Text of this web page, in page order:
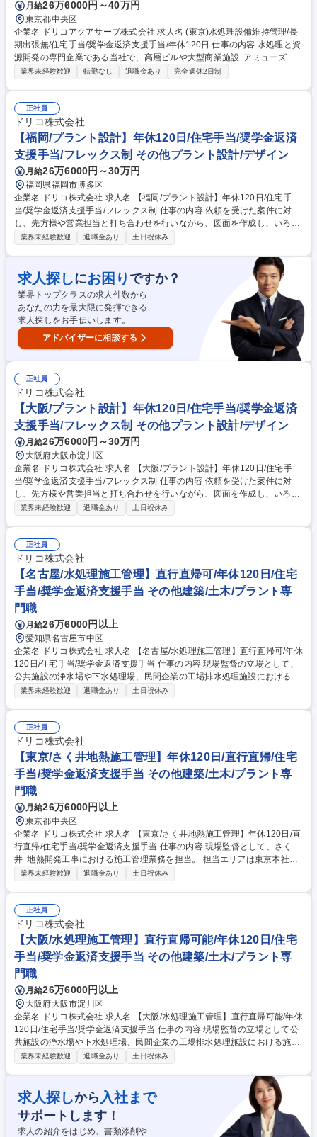
月給26万6000円～40万円
東京都中央区
企業名 ドリコアクアサーブ株式会社 求人名 (東京)水処理設備維持管理/長
期出張無/住宅手当/奨学金返済支援手当/年休120日 仕事の内容 水処理と資
源開発の専門企業である当社で、高層ビルや大型商業施設･アミューズメ
ントパーク等の水処理設備に関する点検業務をお任せします。需要の高い
(交換作業を含む) ・運転調整等 ※自然環境で生息する土壌菌群のバイオ作
用をコンパクトにシステム化 した『ドリコバイオリアクターシステム』
や、排水処理場における 脱水･濃縮装置『ソマプレス』等、高機能な装置
も提案しています。 【業務内容の変更の範囲】当社業務全般 募集職種 (東
京)水処理設備維持管理/長期出張無/住宅手当/奨学金返済支援手当/年休120
日
業界未経験歓迎 転勤なし 退職金あり 完全週休2日制
正社員
ドリコ株式会社
【福岡/プラント設計】年休120日/住宅手当/奨学金返済
支援手当/フレックス制 その他プラント設計/デザイン
月給26万6000円～30万円
福岡県福岡市博多区
企業名 ドリコ株式会社 求人名 【福岡/プラント設計】年休120日/住宅手
当/奨学金返済支援手当/フレックス制 仕事の内容 依頼を受けた案件に対
し、先方様や営業担当と打ち合わせを行いながら、図面を作成し、いろい
ろな機械装置や配管等の設置を組み合わせることで、実際の設備を作り上
庁や民間企業から依頼を受けた上下水道や工場排水設備などの給排水 設備
工事に関する設備設計業務 【案件規模】数千万～数億円まで案件規模は
様々です。 ※少人数で設計から施工までを行っていきますので、チームが
一丸となってプロジェクトを推し進めていきます。 （業務内容の変更の範
囲）当社業務全般 募集職種 【福岡/プラント設計】年休120日/住宅手当/奨
学金返済支援手当/フレックス制
業界未経験歓迎 退職金あり 土日祝休み
求人探しにお困り ですか？
業界トップクラスの求人件数から
あなたの力を最大限に発揮できる
求人探しをお手伝いします。
アドバイザーに相談する
正社員
ドリコ株式会社
【大阪/プラント設計】年休120日/住宅手当/奨学金返済
支援手当/フレックス制 その他プラント設計/デザイン
月給26万6000円～30万円
大阪府大阪市淀川区
企業名 ドリコ株式会社 求人名 【大阪/プラント設計】年休120日/住宅手
当/奨学金返済支援手当/フレックス制 仕事の内容 依頼を受けた案件に対
し、先方様や営業担当と打ち合わせを行いながら、図面を作成し、いろい
ろな機械装置や配管等の設置を組み合わせることで、実際の設備を作り上
工事に関する設備設計業務 【案件規模】数千万～数億円まで案件規模は
様々です。 ※少人数で設計から施工までを行っていきますので、チームが
一丸となってプロジェクトを推し進めていきます。 （業務内容の変更の範
囲）当社業務全般 募集職種 【大阪/プラント設計】年休120日/住宅手当/奨
学金返済支援手当/フレックス制
業界未経験歓迎 退職金あり 土日祝休み
正社員
ドリコ株式会社
【名古屋/水処理施工管理】直行直帰可/年休120日/住宅
手当/奨学金返済支援手当 その他建築/土木/プラント専
門職
月給26万6000円以上
愛知県名古屋市中区
企業名 ドリコ株式会社 求人名 【名古屋/水処理施工管理】直行直帰可/年休
120日/住宅手当/奨学金返済支援手当 仕事の内容 現場監督の立場として、
公共施設の浄水場や下水処理場、民間企業の工場排水処理施設における施
工管理業務をお任せします。 担当エリアは名古屋を拠点に西日本エリアの
蒸留所の有機系産業排水処理、川崎水族館、東京スカイツリーの厨房除害
設備、羽田空港ターミナルビル、温泉の利活用システムの設計施工・温泉
排水処理・維持管理）■業界の中ではトップシェアクラス！！ （業務内容
の変更の範囲）当社業務全般 募集職種 【名古屋/水処理施工管理】直行直
帰可/年休120日/住宅手当/奨学金返済支援手当
業界未経験歓迎 退職金あり 土日祝休み
正社員
ドリコ株式会社
【東京/さく井地熱施工管理】年休120日/直行直帰/住宅
手当/奨学金返済支援手当 その他建築/土木/プラント専
門職
月給26万6000円以上
東京都中央区
企業名 ドリコ株式会社 求人名 【東京/さく井地熱施工管理】年休120日/直
行直帰/住宅手当/奨学金返済支援手当 仕事の内容 現場監督として、さく
井･地熱開発工事における施工管理業務を担当。 担当エリアは東京本社を
拠点に全国各地の現場です。強化している再生可能エネルギーの開発・地
ンチャーウイスキー秩父蒸留所の有機系産業排水処理、川崎水族館、東京
スカイツリーの厨房除害設備、羽田空港ターミナルビル、温泉の利活用シ
ステムの設計施工・温泉排水処理・維持管理）■業界の中ではトップシェ
アクラス！！ （業務内容の変更の範囲）当社業務全般 募集職種 【東京/さ
く井地熱施工管理】年休120日/直行直帰/住宅手当/奨学金返済支援手当
業界未経験歓迎 退職金あり 土日祝休み
正社員
ドリコ株式会社
【大阪/水処理施工管理】直行直帰可能/年休120日/住宅
手当/奨学金返済支援手当 その他建築/土木/プラント専
門職
月給26万6000円以上
大阪府大阪市淀川区
企業名 ドリコ株式会社 求人名 【大阪/水処理施工管理】直行直帰可能/年休
120日/住宅手当/奨学金返済支援手当 仕事の内容 現場監督の立場として公
共施設の浄水場や下水処理場、民間企業の工場排水処理施設における施工
管理業務を担当いただきます。 担当エリアは西日本エリアの工事です。 ■
館などの施工管理（ex.株式会社ベンチャーウイスキー秩父蒸留所の有機
系産業排水処理、川崎水族館、東京スカイツリーの厨房除害設備、羽田空
港ターミナルビル、温泉の利活用システムの設計施工・温泉排水処理・維
持管理）■業界の中ではトップシェアクラス！！ （業務内容の変更の範
囲）当社業務全般 募集職種 【大阪/水処理施工管理】直行直帰可能/年休12
業界未経験歓迎 退職金あり 土日祝休み
求人探しから 入社まで
サポートします！
求人の紹介をはじめ、書類添削や